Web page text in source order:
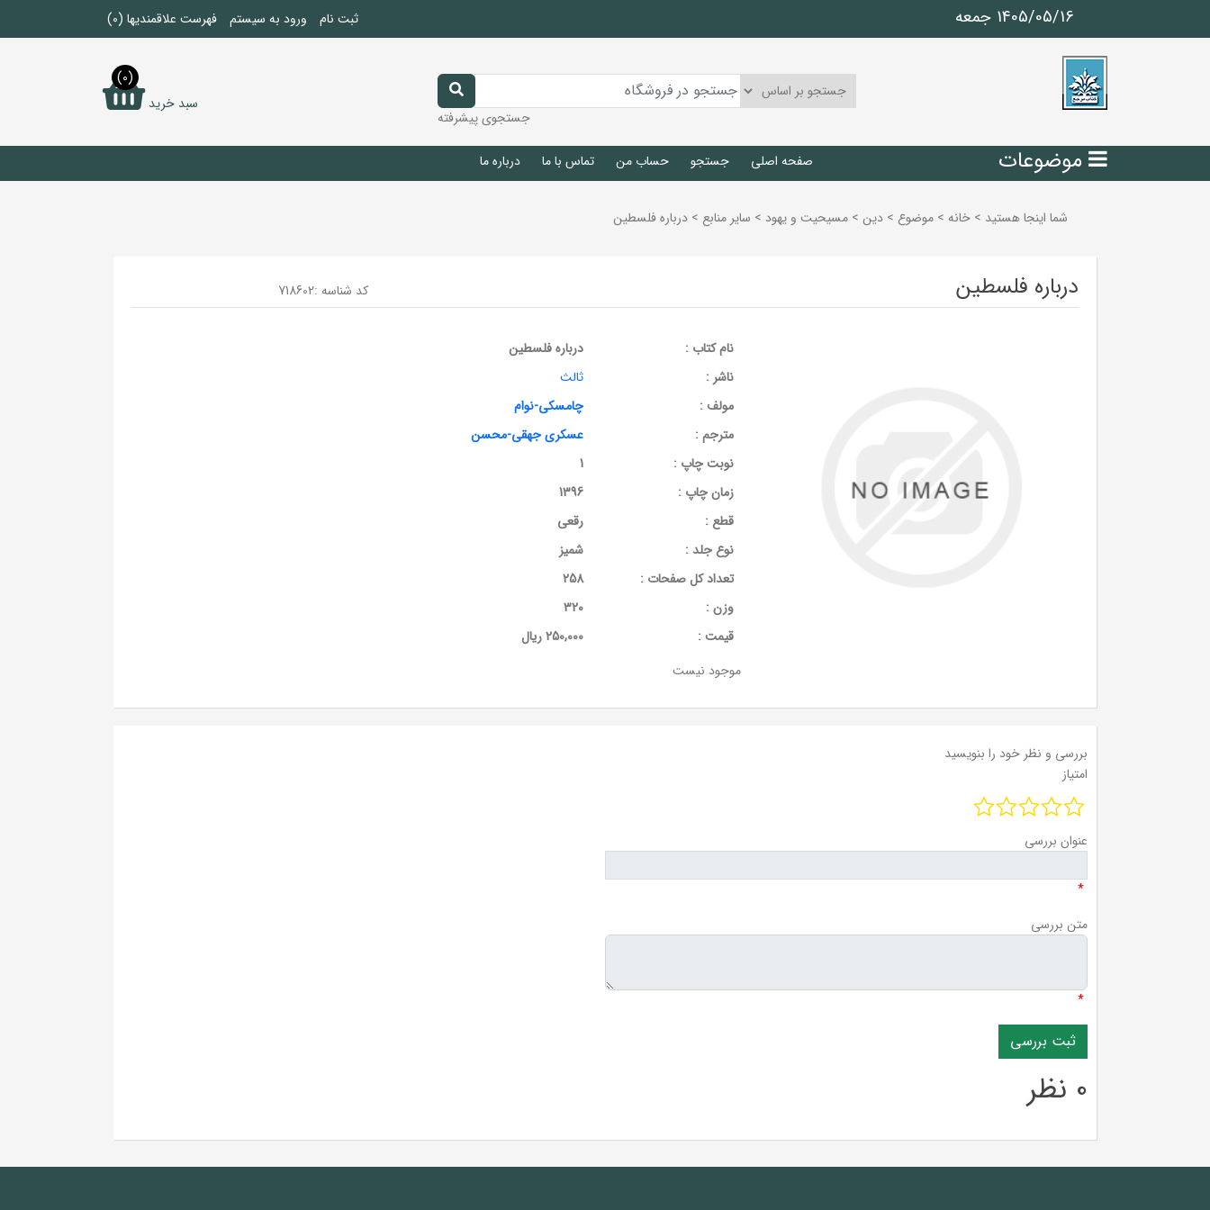
1405/05/16 جمعه ثبت نام ورود به سیستم فهرست علاقمندیها (0)
جستجوی پیشرفته
سبد خرید
(0)
موضوعات صفحه اصلی جستجو حساب من تماس با ما درباره ما
شما اینجا هستید > خانه > موضوع > دين > مسيحيت و يهود > ساير منابع > درباره فلسطین
درباره فلسطین کد شناسه :718602
نام کتاب :
درباره فلسطین
ناشر :
ثالث
مولف :
چامسکی-نوام
مترجم :
عسکری جهقی-محسن
نوبت چاپ :
1
زمان چاپ :
1396
قطع :
رقعی
نوع جلد :
شمیز
تعداد کل صفحات :
258
وزن :
320
قيمت :
250,000 ریال
موجود نیست
بررسی و نظر خود را بنویسید
امتیاز
عنوان بررسی
*
متن بررسی
*
0 نظر